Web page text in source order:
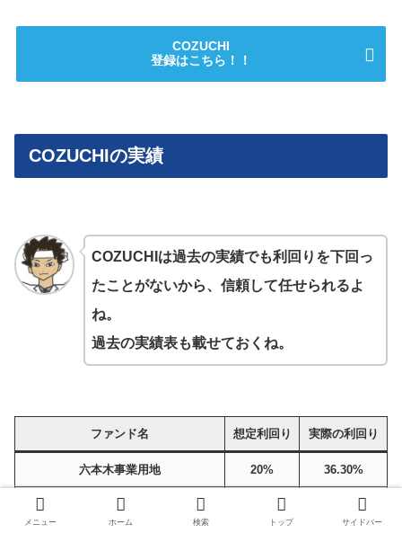
COZUCHI
登録はこちら！！
COZUCHIの実績
COZUCHIは過去の実績でも利回りを下回っ
たことがないから、信頼して任せられるよ
ね。
過去の実績表も載せておくね。
ファンド名 想定利回り 実際の利回り
六本木事業用地 20% 36.30%
メニュー ホーム 検索 トップ サイドバー